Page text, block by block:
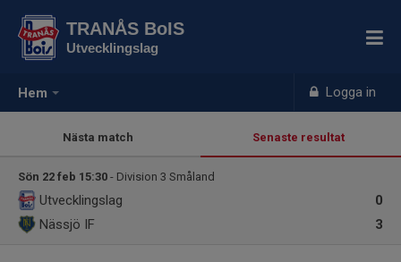
Hem Logga in
TRANÅS BoIS
Utvecklingslag
Nästa match Senaste resultat
Sön 22 feb 15:30 - Division 3 Småland
0
Utvecklingslag
3
Nässjö IF